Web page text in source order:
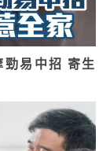
易中招 寄生